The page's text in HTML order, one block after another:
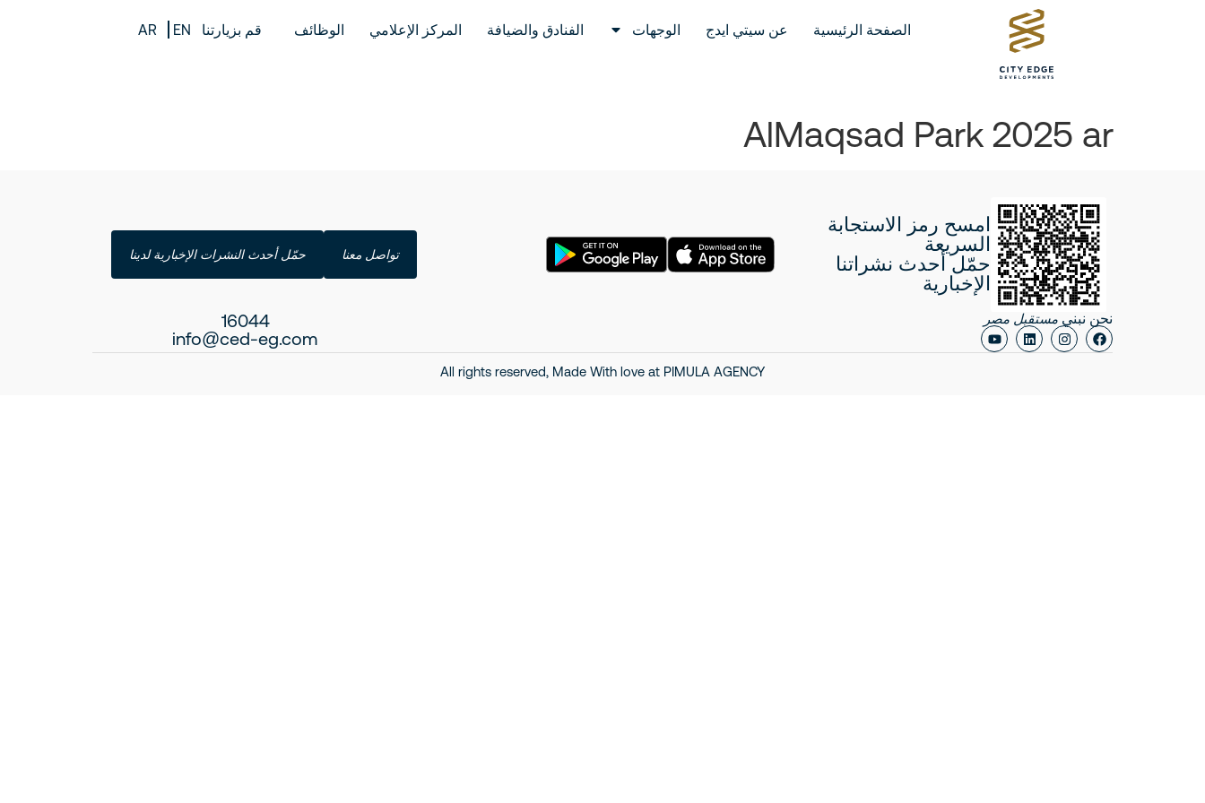
الصفحة الرئيسية عن سيتي ايدج الوجهات الفنادق والضيافة المركز الإعلامي الوظائف قم بزيارتنا EN
AR
AlMaqsad Park 2025 ar
امسح رمز الاستجابة
السريعة
حمّل أحدث نشراتنا
الإخبارية
تواصل معنا حمّل أحدث النشرات الإخبارية لدينا
نحن نبني مستقبل مصر
16044
info@ced-eg.com
All rights reserved, Made With love at PIMULA AGENCY